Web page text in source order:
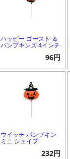
ハッピー ゴースト ＆
パンプキンズ 4インチ
96円
ウイッチ パンプキン
ミニ シェイプ
232円